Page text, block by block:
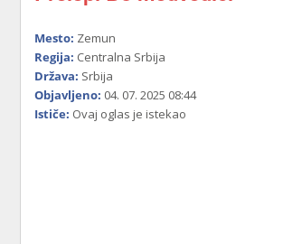
Mesto: Zemun
Regija: Centralna Srbija
Država: Srbija
Objavljeno: 04. 07. 2025 08:44
Ističe: Ovaj oglas je istekao